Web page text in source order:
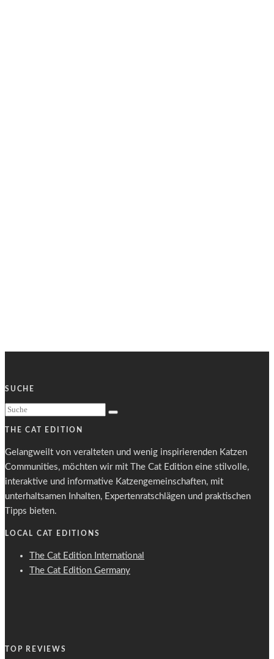
SUCHE
THE CAT EDITION
Gelangweilt von veralteten und wenig inspirierenden Katzen
Communities, möchten wir mit The Cat Edition eine stilvolle,
interaktive und informative Katzengemeinschaften, mit
unterhaltsamen Inhalten, Expertenratschlägen und praktischen
Tipps bieten.
LOCAL CAT EDITIONS
The Cat Edition International
The Cat Edition Germany
TOP REVIEWS